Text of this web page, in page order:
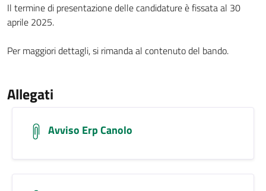
Il termine di presentazione delle candidature è fissata al 30
aprile 2025.
Per maggiori dettagli, si rimanda al contenuto del bando.
Allegati
Avviso Erp Canolo